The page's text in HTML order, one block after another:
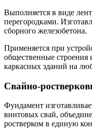
Выполняется в виде
перегородками.
сборного железобетона.
Применяется при
общественные строения
каркасных зданий на
Свайно-
Фундамент
винтовых свай,
ростверком в единую